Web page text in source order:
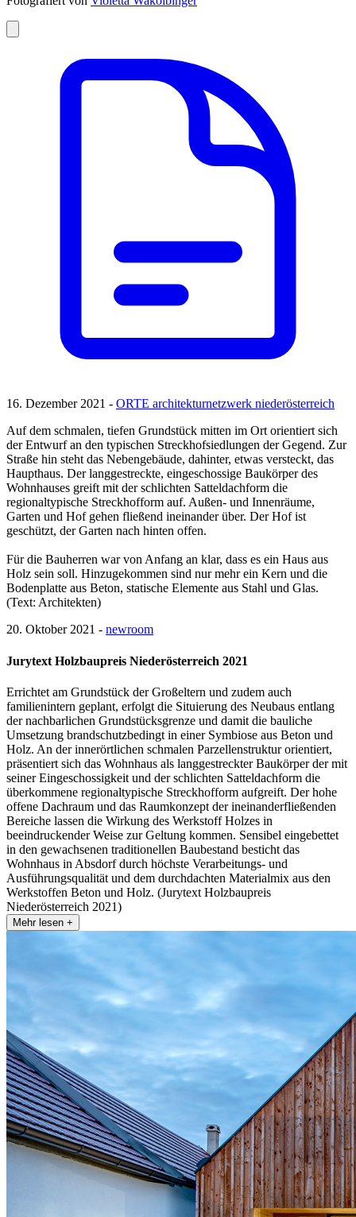
16. Dezember 2021 - ORTE architekturnetzwerk niederösterreich
Auf dem schmalen, tiefen Grundstück mitten im Ort orientiert sich
der Entwurf an den typischen Streckhofsiedlungen der Gegend. Zur
Straße hin steht das Nebengebäude, dahinter, etwas versteckt, das
Haupthaus. Der langgestreckte, eingeschossige Baukörper des
Wohnhauses greift mit der schlichten Satteldachform die
regionaltypische Streckhofform auf. Außen- und Innenräume,
Garten und Hof gehen fließend ineinander über. Der Hof ist
geschützt, der Garten nach hinten offen.
Für die Bauherren war von Anfang an klar, dass es ein Haus aus
Holz sein soll. Hinzugekommen sind nur mehr ein Kern und die
Bodenplatte aus Beton, statische Elemente aus Stahl und Glas.
(Text: Architekten)
20. Oktober 2021 - newroom
Jurytext Holzbaupreis Niederösterreich 2021
Errichtet am Grundstück der Großeltern und zudem auch
familienintern geplant, erfolgt die Situierung des Neubaus entlang
der nachbarlichen Grundstücksgrenze und damit die bauliche
Umsetzung brandschutzbedingt in einer Symbiose aus Beton und
Holz. An der innerörtlichen schmalen Parzellenstruktur orientiert,
präsentiert sich das Wohnhaus als langgestreckter Baukörper der mit
seiner Eingeschossigkeit und der schlichten Satteldachform die
überkommene regionaltypische Streckhofform aufgreift. Der hohe
offene Dachraum und das Raumkonzept der ineinanderfließenden
Bereiche lassen die Wirkung des Werkstoff Holzes in
beeindruckender Weise zur Geltung kommen. Sensibel eingebettet
in den gewachsenen traditionellen Baubestand besticht das
Wohnhaus in Absdorf durch höchste Verarbeitungs- und
Ausführungsqualität und dem durchdachten Materialmix aus den
Werkstoffen Beton und Holz. (Jurytext Holzbaupreis
Niederösterreich 2021)
Mehr lesen +